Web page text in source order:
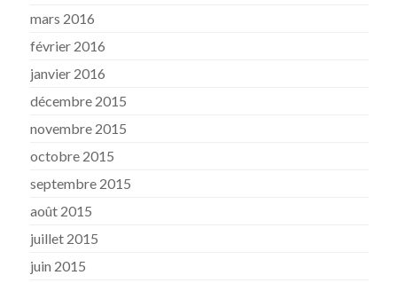
mars 2016
février 2016
janvier 2016
décembre 2015
novembre 2015
octobre 2015
septembre 2015
août 2015
juillet 2015
juin 2015